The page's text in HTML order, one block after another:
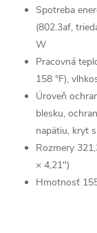
Spotreba
(802.3af,
W
Pracovná
158 °F),
Úroveň
blesku,
napätiu, kryt
Rozmery
× 4,21")
Hmotnosť